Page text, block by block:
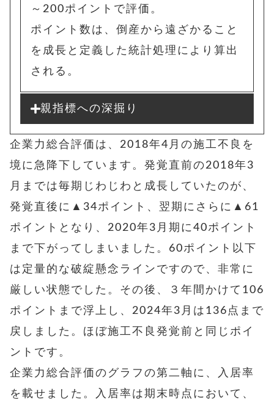
～200ポイントで評価。
ポイント数は、 倒産から遠ざかること
を成長と定義した統計処理により算出
される。
親指標への深掘り
企業力総合評価は、2018年4月の施工不良を
境に急降下しています。発覚直前の2018年3
月までは毎期じわじわと成長していたのが、
発覚直後に▲34ポイント、翌期にさらに▲61
ポイントとなり、2020年3月期に40ポイント
まで下がってしまいました。60ポイント以下
は定量的な破綻懸念ラインですので、非常に
厳しい状態でした。その後、３年間かけて106
ポイントまで浮上し、2024年3月は136点まで
戻しました。ほぼ施工不良発覚前と同じポイ
ントです。
企業力総合評価のグラフの第二軸に、入居率
を載せました。入居率は期末時点において、